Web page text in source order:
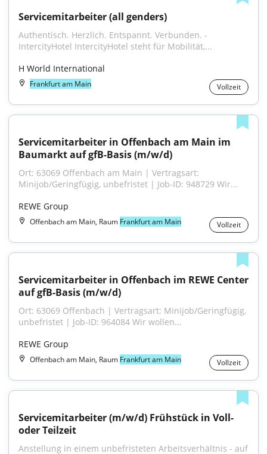
Servicemitarbeiter (all genders)
Authentisch. Herzlich. Entspannt. Verbunden. -
IntercityHotel IntercityHotel steht für Mobilität,...
H World International
Frankfurt am Main Vollzeit
Servicemitarbeiter in Offenbach am Main im
Baumarkt auf gfB-Basis (m/w/d)
Ort: 63069 Offenbach am Main | Vertragsart:
Minijob/Geringfügig, unbefristet | Job-ID: 948729 Wir...
REWE Group
Offenbach am Main, Raum Frankfurt am Main Vollzeit
Servicemitarbeiter in Offenbach im REWE Center
auf gfB-Basis (m/w/d)
Ort: 63069 Offenbach | Vertragsart: Minijob/Geringfügig,
unbefristet | Job-ID: 964084 Wir wollen...
REWE Group
Offenbach am Main, Raum Frankfurt am Main Vollzeit
Servicemitarbeiter (m/w/d) Frühstück in Voll-
oder Teilzeit
Anstellung in einem unbefristeten Arbeitsverhältnis - auf